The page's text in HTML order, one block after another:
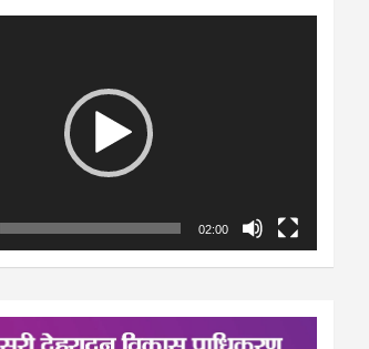
02:00